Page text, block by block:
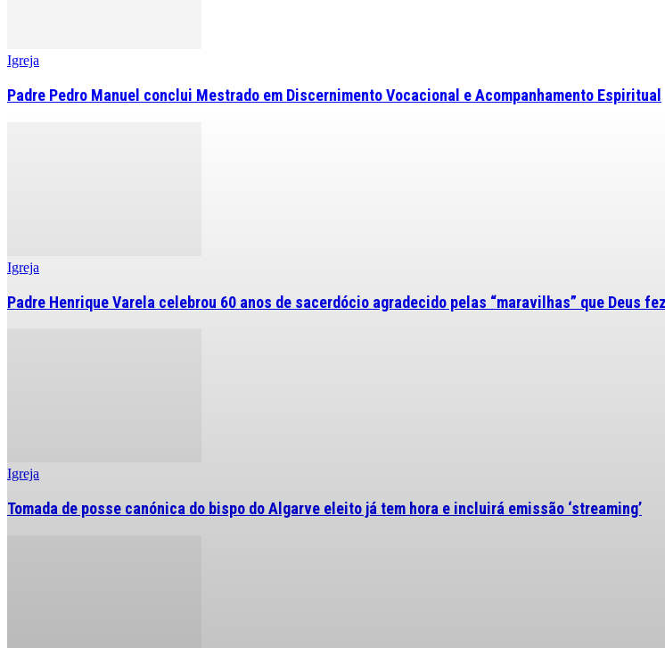
Igreja
Padre Pedro Manuel conclui Mestrado em Discernimento Vocacional e Acompanhamento Espiritual
Igreja
Padre Henrique Varela celebrou 60 anos de sacerdócio agradecido pelas “maravilhas” que Deus
Igreja
Tomada de posse canónica do bispo do Algarve eleito já tem hora e incluirá emissão ‘streaming’